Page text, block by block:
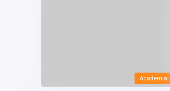
Academia